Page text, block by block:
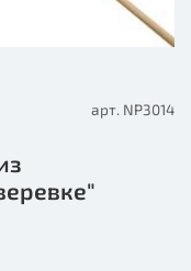
арт. NP3014